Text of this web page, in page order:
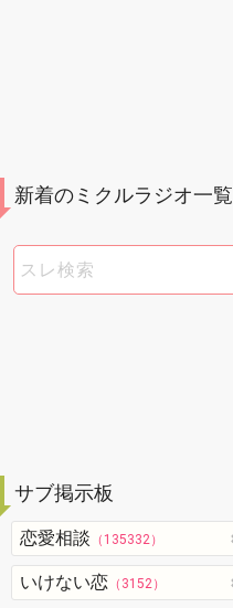
新着のミクルラジオ一覧
サブ掲示板
恋愛相談 （135332）
いけない恋 （3152）